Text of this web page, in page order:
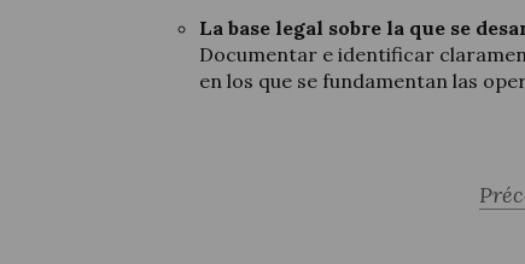
La base legal sobre la que se
Documentar e identificar
en los que se fundamentan las